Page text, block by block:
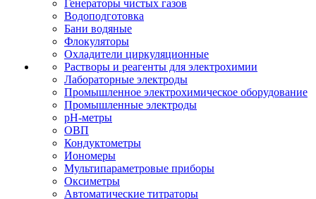
Генераторы чистых газов
Водоподготовка
Бани водяные
Флокуляторы
Охладители циркуляционные
Растворы и реагенты для электрохимии
Лабораторные электроды
Промышленное электрохимическое оборудование
Промышленные электроды
pH-метры
ОВП
Кондуктометры
Иономеры
Мультипараметровые приборы
Оксиметры
Автоматические титраторы